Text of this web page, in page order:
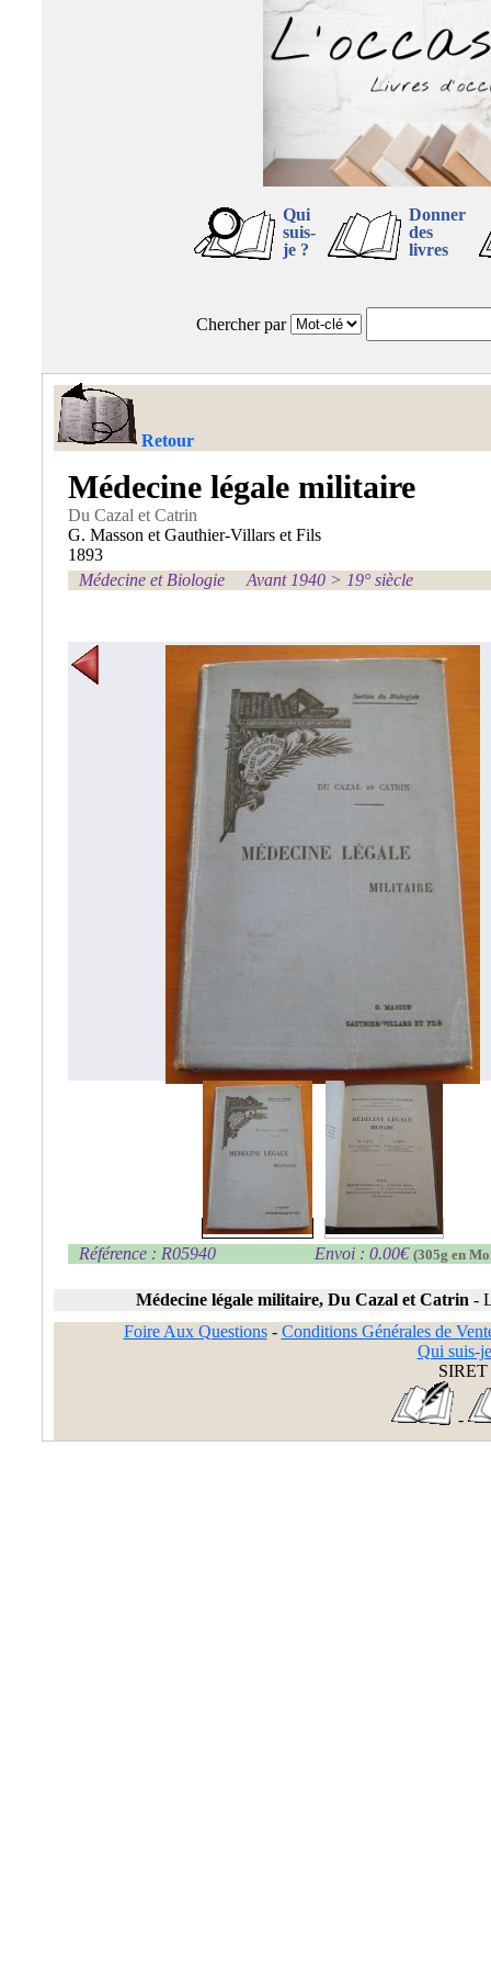
Qui
suis-
je ?
Donner
des
livres
Chercher par
Retour
Médecine légale militaire
Du Cazal et Catrin
G. Masson et Gauthier-Villars et Fils
1893
Médecine et Biologie
Avant 1940 > 19° siècle
Référence : R05940 Envoi : 0.00€ (305g en
Médecine légale militaire, Du Cazal et Catrin -
Foire Aux Questions- Conditions Générales de
Qui suis-
SIRET
-